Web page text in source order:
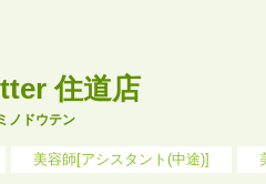
住道店
ドウテン
美容師[アシスタント(中途)]